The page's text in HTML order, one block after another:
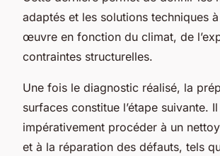
adaptés et les solutions techniques
œuvre en fonction du climat, de
contraintes structurelles.
Une fois le diagnostic réalisé, la
surfaces constitue l’étape suivante.
impérativement procéder à un
et à la réparation des défauts, tels